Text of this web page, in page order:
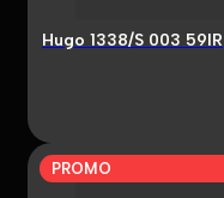
Hugo 1338/S 003 59IR
PROMO